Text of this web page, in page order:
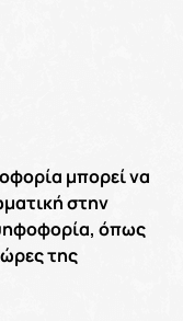
μπορεί να
στην
όπως
της